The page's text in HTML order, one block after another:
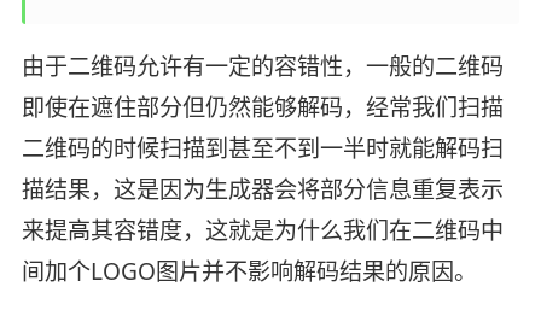
由于二维码允许有一定的容错性，一般的二维码
即使在遮住部分但仍然能够解码，经常我们扫描
二维码的时候扫描到甚至不到一半时就能解码扫
描结果，这是因为生成器会将部分信息重复表示
来提高其容错度，这就是为什么我们在二维码中
间加个LOGO图片并不影响解码结果的原因。